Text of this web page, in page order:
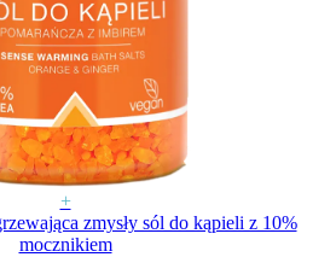
+
zmysły sól do kąpieli z 10%
mocznikiem